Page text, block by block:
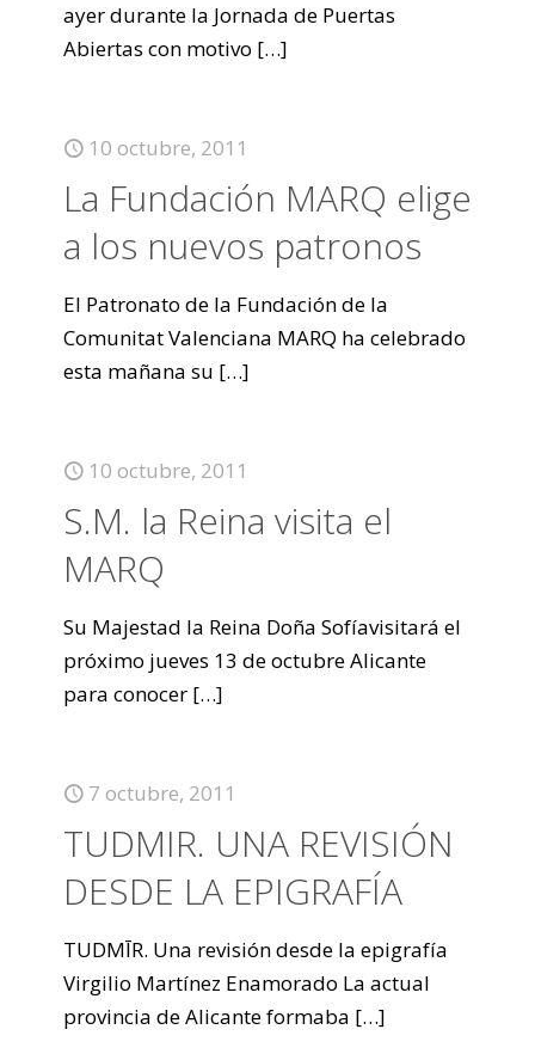
ayer durante la Jornada de Puertas
Abiertas con motivo […]
10 octubre, 2011
La Fundación MARQ elige
a los nuevos patronos
El Patronato de la Fundación de la
Comunitat Valenciana MARQ ha celebrado
esta mañana su […]
10 octubre, 2011
S.M. la Reina visita el
MARQ
Su Majestad la Reina Doña Sofíavisitará el
próximo jueves 13 de octubre Alicante
para conocer […]
7 octubre, 2011
TUDMIR. UNA REVISIÓN
DESDE LA EPIGRAFÍA
TUDMĪR. Una revisión desde la epigrafía
Virgilio Martínez Enamorado La actual
provincia de Alicante formaba […]